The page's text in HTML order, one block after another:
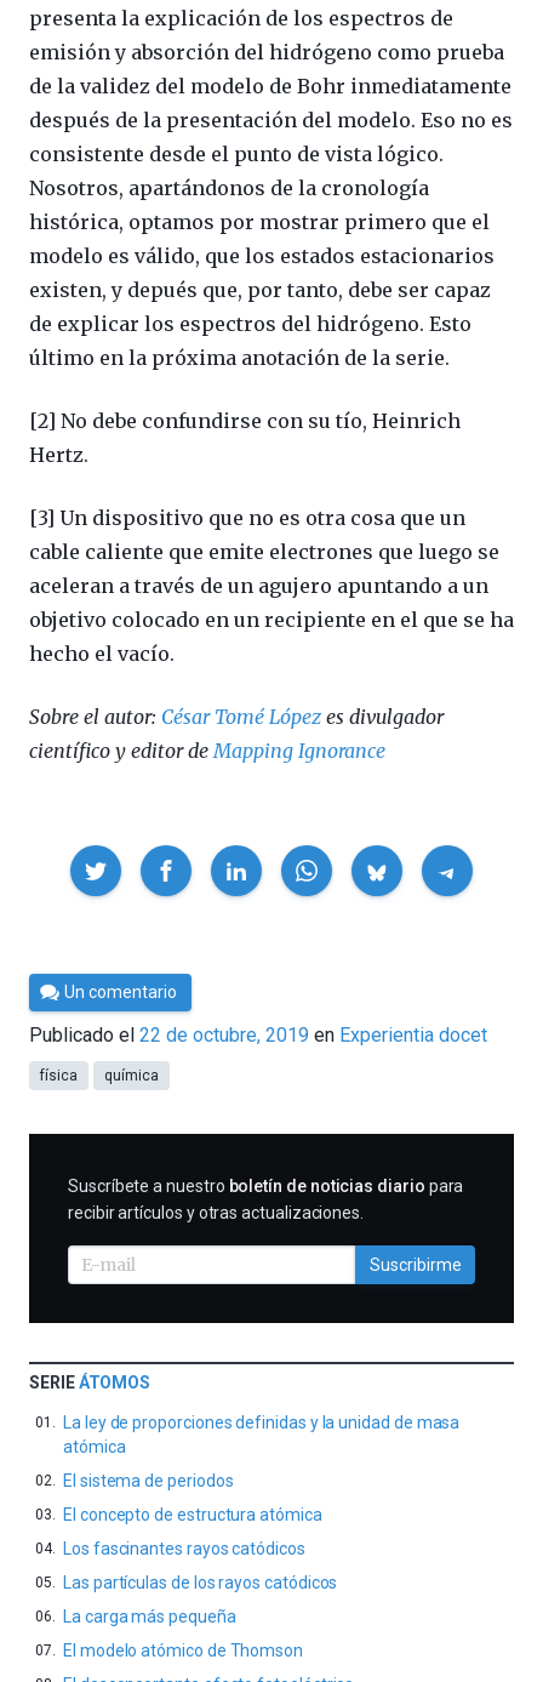
presenta la explicación de los espectros de
emisión y absorción del hidrógeno como prueba
de la validez del modelo de Bohr inmediatamente
después de la presentación del modelo. Eso no es
consistente desde el punto de vista lógico.
Nosotros, apartándonos de la cronología
histórica, optamos por mostrar primero que el
modelo es válido, que los estados estacionarios
existen, y depués que, por tanto, debe ser capaz
de explicar los espectros del hidrógeno. Esto
último en la próxima anotación de la serie.
[2] No debe confundirse con su tío, Heinrich
Hertz.
[3] Un dispositivo que no es otra cosa que un
cable caliente que emite electrones que luego se
aceleran a través de un agujero apuntando a un
objetivo colocado en un recipiente en el que se ha
hecho el vacío.
Sobre el autor: César Tomé López es divulgador
científico y editor de Mapping Ignorance
Compartir
Por
César
Tomé
Un comentario
Publicado el 22 de octubre, 2019 en Experientia docet
física química
SUSCRIBIRME
Suscríbete a nuestro boletín de noticias diario para
recibir artículos y otras actualizaciones.
Suscribirme
SERIEÁTOMOS
La ley de proporciones definidas y la unidad de masa
atómica
El sistema de periodos
El concepto de estructura atómica
Los fascinantes rayos catódicos
Las partículas de los rayos catódicos
La carga más pequeña
El modelo atómico de Thomson